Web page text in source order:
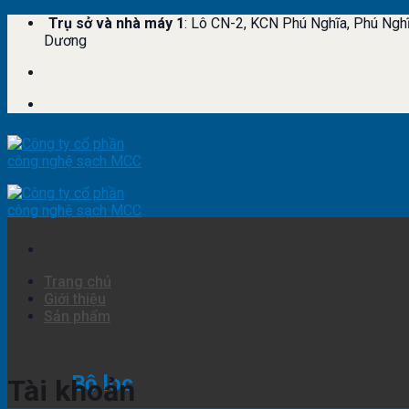
Skip
Trụ sở và nhà máy 1: Lô CN-2, KCN Phú Nghĩa, Phú
Dương
Trang chủ
Giới thiệu
Sản phẩm
Bộ lọc
Tài khoản